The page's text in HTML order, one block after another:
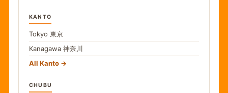
KANTO
Tokyo 東京
Kanagawa 神奈川
All Kanto
CHUBU